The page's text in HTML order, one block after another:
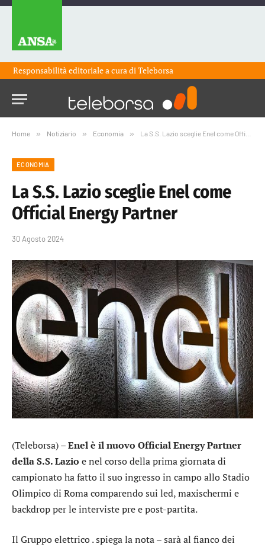
Responsabilità editoriale a cura diTeleborsa
Home » Notiziario » Economia » La S.S. Lazio sceglie Enel come Official Energy Partner
ECONOMIA
La S.S. Lazio sceglie Enel come
Official Energy Partner
30 Agosto 2024
(Teleborsa) –Enel è il nuovo Official Energy Partner
della S.S. Lazio e nel corso della prima giornata di
campionato ha fatto il suo ingresso in campo allo Stadio
Olimpico di Roma comparendo sui led, maxischermi e
backdrop per le interviste pre e post-partita.
Il Gruppo elettrico . spiega la nota – sarà al fianco dei